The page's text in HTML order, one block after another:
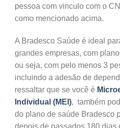
pessoa com vinculo com o
como mencionado acima.
A Bradesco Saúde é ideal
grandes empresas, com
ou seja, com pelo menos 3
incluindo a adesão de
ressaltar que se você é
Individual (MEI), também
do plano de saúde Bradesco
depois de passados 180 dias